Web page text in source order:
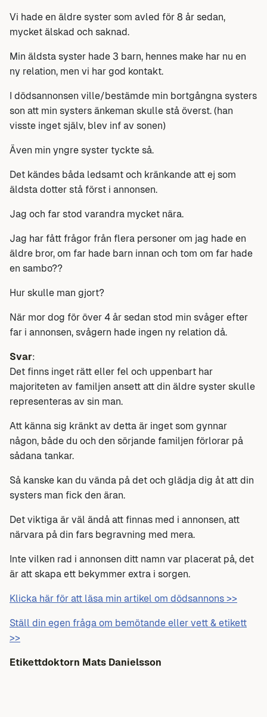
Vi hade en äldre syster som avled för 8 år sedan,
mycket älskad och saknad.
Min äldsta syster hade 3 barn, hennes make har nu en
ny relation, men vi har god kontakt.
I dödsannonsen ville/bestämde min bortgångna systers
son att min systers änkeman skulle stå överst. (han
visste inget själv, blev inf av sonen)
Även min yngre syster tyckte så.
Det kändes båda ledsamt och kränkande att ej som
äldsta dotter stå först i annonsen.
Jag och far stod varandra mycket nära.
Jag har fått frågor från flera personer om jag hade en
äldre bror, om far hade barn innan och tom om far hade
en sambo??
Hur skulle man gjort?
När mor dog för över 4 år sedan stod min svåger efter
far i annonsen, svågern hade ingen ny relation då.
Svar:
Det finns inget rätt eller fel och uppenbart har
majoriteten av familjen ansett att din äldre syster skulle
representeras av sin man.
Att känna sig kränkt av detta är inget som gynnar
någon, både du och den sörjande familjen förlorar på
sådana tankar.
Så kanske kan du vända på det och glädja dig åt att din
systers man fick den äran.
Det viktiga är väl ändå att finnas med i annonsen, att
närvara på din fars begravning med mera.
Inte vilken rad i annonsen ditt namn var placerat på, det
är att skapa ett bekymmer extra i sorgen.
Klicka här för att läsa min artikel om dödsannons >>
Ställ din egen fråga om bemötande eller vett & etikett
>>
Etikettdoktorn Mats Danielsson